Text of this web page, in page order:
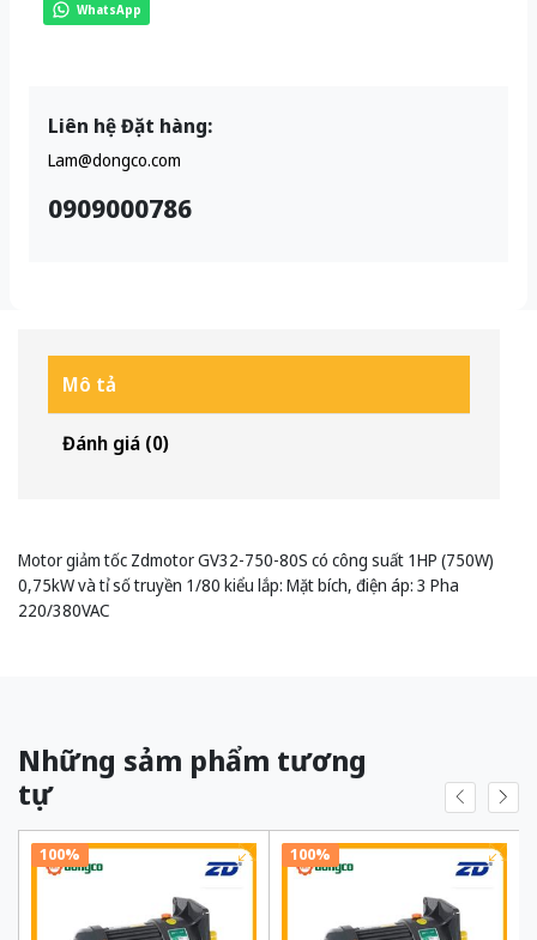
WhatsApp
Liên hệ Đặt hàng:
Lam@dongco.com
0909000786
Mô tả
Đánh giá (0)
Motor giảm tốc Zdmotor GV32-750-80S có công suất 1HP (750W)
0,75kW và tỉ số truyền 1/80 kiểu lắp: Mặt bích, điện áp: 3 Pha
220/380VAC
Những sảm phẩm tương
tự
100% 100%